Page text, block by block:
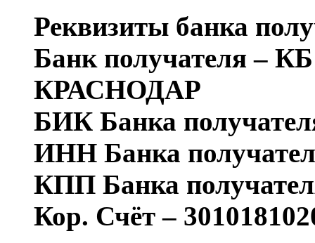
Реквизиты банка
Банк получателя –
КРАСНОДАР
БИК Банка
ИНН Банка
КПП Банка
Кор. Счёт –